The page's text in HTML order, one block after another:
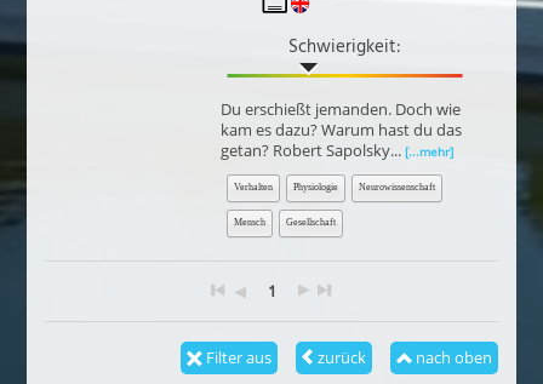
Schwierigkeit:
Du erschießt jemanden. Doch wie
kam es dazu? Warum hast du das
getan? Robert Sapolsky... [...mehr]
Verhalten Physiologie Neurowissenschaft
Mensch Gesellschaft
1
nach oben
zurück
Filter aus